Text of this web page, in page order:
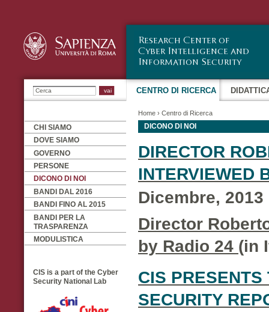
Ricerca CENTRO DI RICERCA
Home › Centro di Ricerca
CHI SIAMO
DOVE SIAMO
GOVERNO
PERSONE
DICONO DI NOI
BANDI DAL 2016
BANDI FINO AL 2015
BANDI PER LA
TRASPARENZA
MODULISTICA
CIS is a part of the Cyber
Security National Lab
DICONO DI NOI
DIRECTOR
INTERVIEWED
Dicembre, 2013
Director
by Radio 24 (in
CIS PRESENTS
SECURITY